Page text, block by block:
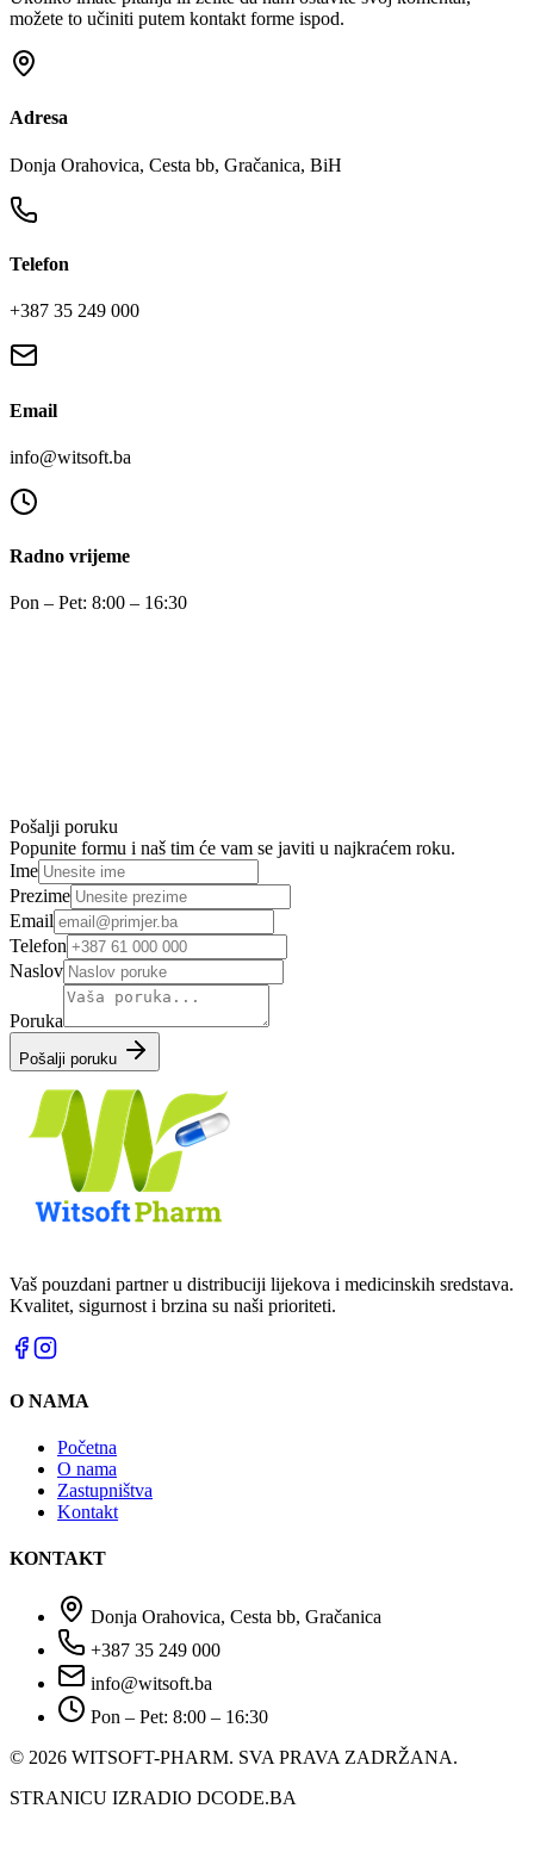
možete to učiniti putem kontakt forme ispod.
Adresa
Donja Orahovica, Cesta bb, Gračanica, BiH
Telefon
+387 35 249 000
Email
info@witsoft.ba
Radno vrijeme
Pon – Pet: 8:00 – 16:30
Pošalji poruku
Popunite formu i naš tim će vam se javiti u najkraćem roku.
Ime
Prezime
Email
Telefon
Naslov
Poruka
Pošalji poruku
Vaš pouzdani partner u distribuciji lijekova i medicinskih sredstava.
Kvalitet, sigurnost i brzina su naši prioriteti.
O NAMA
Početna
O nama
Zastupništva
Kontakt
KONTAKT
Donja Orahovica, Cesta bb, Gračanica
+387 35 249 000
info@witsoft.ba
Pon – Pet: 8:00 – 16:30
© 2026 WITSOFT-PHARM. SVA PRAVA ZADRŽANA.
STRANICU IZRADIO DCODE.BA